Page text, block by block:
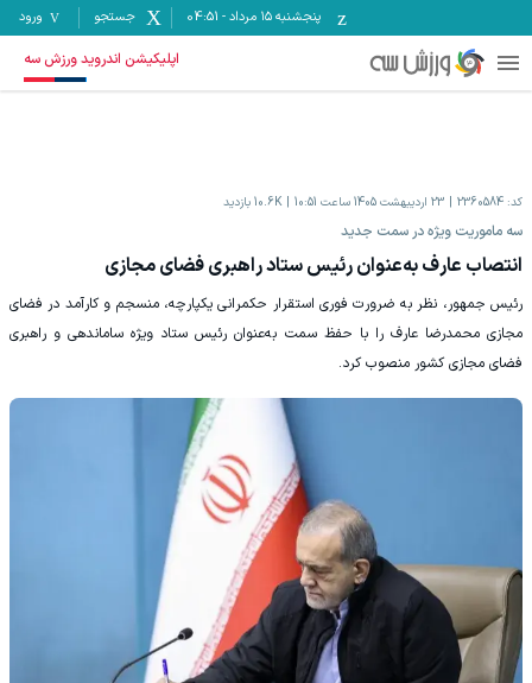
پنجشنبه ۱۵ مرداد -
04:51 جستجو ورود
اپلیکیشن اندروید ورزش سه
کد: 2360584 23 اردیبهشت 1405 ساعت 10:51 10.6K بازدید
سه ماموریت ویژه در سمت جدید
انتصاب عارف به‌عنوان رئیس ستاد راهبری فضای مجازی
رئیس جمهور، نظر به ضرورت فوری استقرار حکمرانی یکپارچه، منسجم و کارآمد در فضای
مجازی محمدرضا عارف را با حفظ سمت به‌عنوان رئیس ستاد ویژه ساماندهی و راهبری
فضای مجازی کشور منصوب کرد.